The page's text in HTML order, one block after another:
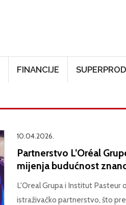
FINANCIJE
10.04.2026.
Partnerstvo L’Oréal
mijenja budućnost
L'Oreal Grupa i Institut Pasteur
istraživačko partnerstvo, što